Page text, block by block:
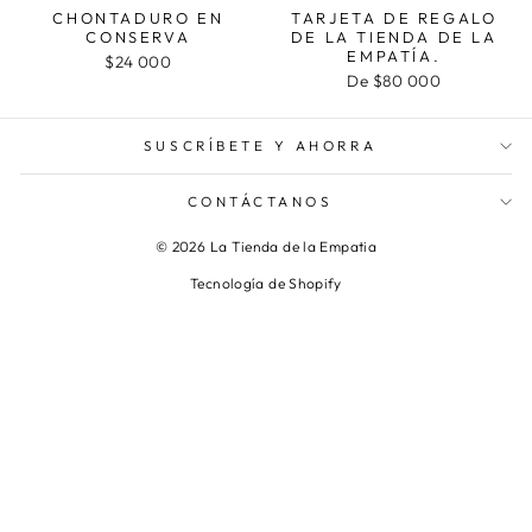
CHONTADURO EN
CONSERVA
$24 000
TARJETA DE REGALO
DE LA TIENDA DE LA
EMPATÍA.
De $80 000
SUSCRÍBETE Y AHORRA
CONTÁCTANOS
© 2026 La Tienda de la Empatia
Tecnología de Shopify